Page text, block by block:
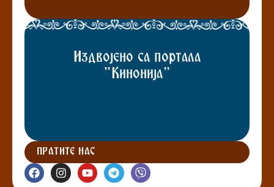
Издвојено са портала
"Кинонија"
ПРАТИТЕ НАС